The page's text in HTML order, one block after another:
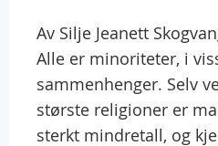
Av Silje Jeanett
Alle er minoriteter, i
sammenhenger. Selv
største religioner er
sterkt mindretall, og